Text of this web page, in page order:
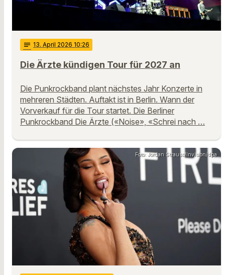
notes 13. April 2026 10:26
Die Ärzte kündigen Tour für 2027 an
Die Punkrockband plant nächstes Jahr Konzerte in
mehreren Städten. Auftakt ist in Berlin. Wann der
Vorverkauf für die Tour startet. Die Berliner
Punkrockband Die Ärzte («Noise», «Schrei nach …
Foto: Jordan Strauss/Invision/dpa